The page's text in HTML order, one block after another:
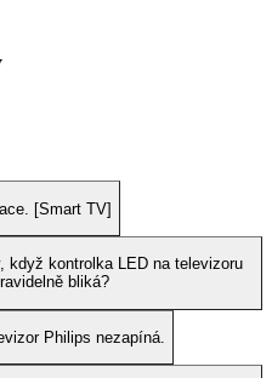
[Smart TV]
když kontrolka LED na televizoru
bliká?
Philips nezapíná.